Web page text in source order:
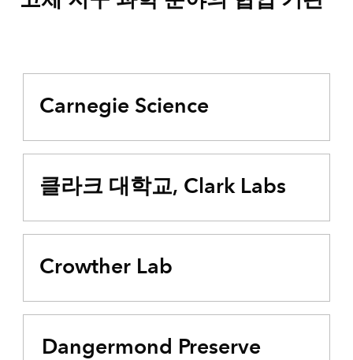
Carnegie Science
클라크 대학교, Clark Labs
Crowther Lab
Dangermond Preserve